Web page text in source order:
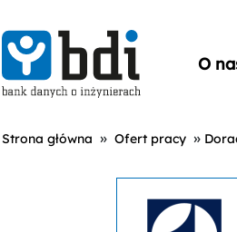
O
Strona główna » Ofert pracy »